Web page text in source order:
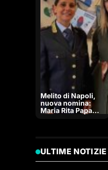
Melito di Napoli,
nuova nomina:
Maria Rita Papa…
ULTIME NOTIZIE